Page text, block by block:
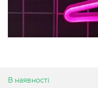
В наявності